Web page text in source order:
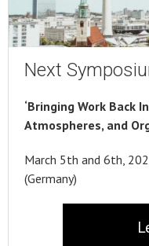
Next
‘Bringing Work Back
Atmospheres, and
March 5th and 6th,
(Germany)